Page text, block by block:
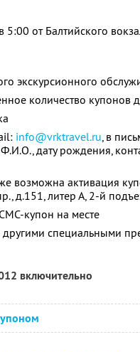
5:00 от Балтийского
экскурсионного
количество купонов
info@vrktravel.ru, в
дату рождения,
возможна активация
д.151, литер А, 2-й
купон на месте
другими специальными
включительно